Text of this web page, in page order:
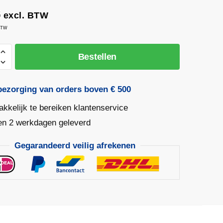
excl. BTW
Bestellen
van orders boven € 500
te bereiken klantenservice
2 werkdagen geleverd
Gegarandeerd veilig afrekenen